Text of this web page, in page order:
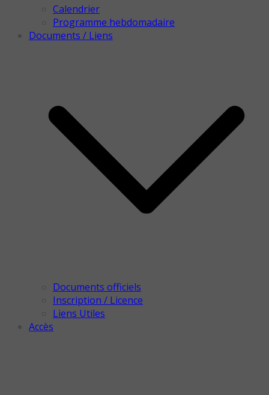
Calendrier
Programme hebdomadaire
Documents / Liens
Documents officiels
Inscription / Licence
Liens Utiles
Accès